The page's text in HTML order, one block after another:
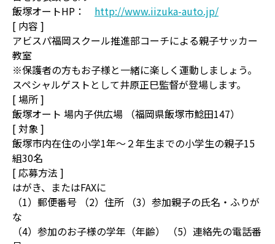
飯塚オートHP： http://www.iizuka-auto.jp/
[ 内容 ]
アビスパ福岡スクール推進部コーチによる親子サッカー
教室
※保護者の方もお子様と一緒に楽しく運動しましょう。
スペシャルゲストとして井原正巳監督が登場します。
[ 場所 ]
飯塚オート 場内子供広場 （福岡県飯塚市鯰田147）
[ 対象 ]
飯塚市内在住の小学1年～２年生までの小学生の親子15
組30名
[ 応募方法 ]
はがき、またはFAXに
（1）郵便番号 （2）住所 （3）参加親子の氏名・ふりが
な
（4）参加のお子様の学年（年齢） （5）連絡先の電話番